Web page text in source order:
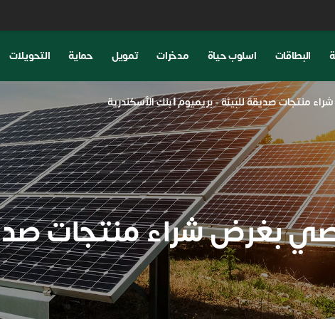
البطاقات اسلوب حياة مدخرات تمويل حماية التحويلات
منتجات صديقة للبيئة - بريميوم | بنك الأسكندرية
بغرض شراء منتجات